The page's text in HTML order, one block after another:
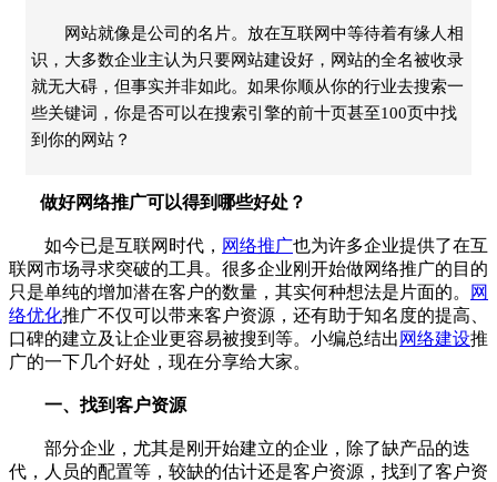
网站就像是公司的名片。放在互联网中等待着有缘人相
识，大多数企业主认为只要网站建设好，网站的全名被收录
就无大碍，但事实并非如此。如果你顺从你的行业去搜索一
些关键词，你是否可以在搜索引擎的前十页甚至100页中找
到你的网站？
做好网络推广可以得到哪些好处？
如今已是互联网时代， 网络推广也为许多企业提供了在互
联网市场寻求突破的工具。很多企业刚开始做网络推广的目的
只是单纯的增加潜在客户的数量，其实何种想法是片面的。
网
络优化推广不仅可以带来客户资源，还有助于知名度的提高、
口碑的建立及让企业更容易被搜到等。小编总结出 网络建设推
广的一下几个好处，现在分享给大家。
一、找到客户资源
部分企业，尤其是刚开始建立的企业，除了缺产品的迭
代，人员的配置等，较缺的估计还是客户资源，找到了客户资